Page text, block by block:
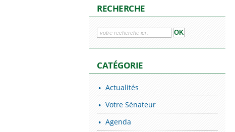
RECHERCHE
CATÉGORIE
Actualités
Votre Sénateur
Agenda